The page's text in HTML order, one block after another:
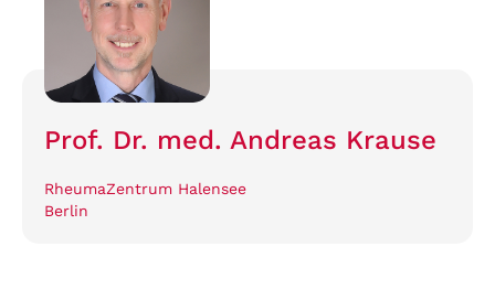
Prof. Dr. med. Andreas Krause
RheumaZentrum Halensee
Berlin